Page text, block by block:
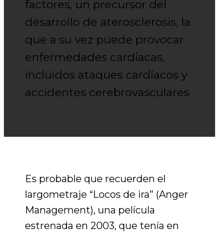
factores, un precursor del
desarrollo de aterosclerosis, la
que a su vez puede provocar
enfermedades cardíacas,
incluidos ataques cardíacos y
accidentes cerebrovasculares
Es probable que recuerden el
largometraje “Locos de ira” (Anger
Management), una película
estrenada en 2003, que tenía en